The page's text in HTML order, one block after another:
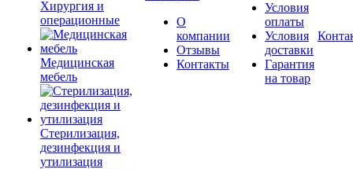
Хирургия и
операционные
Медицинская
мебель
Стерилизация,
дезинфекция и
утилизация
О
компании
Отзывы
Контакты
Условия
оплаты
Условия
доставки
Гарантия
на товар